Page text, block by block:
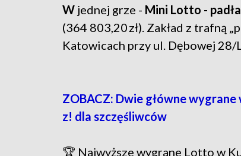
W jednej grze - Mini Lotto -
(364 803,20 zł). Zakład z trafną
Katowicach przy ul. Dębowej 28/
ZOBACZ: Dwie główne
z! dla szczęśliwców
🏆 Najwyższe wygrane Lotto w